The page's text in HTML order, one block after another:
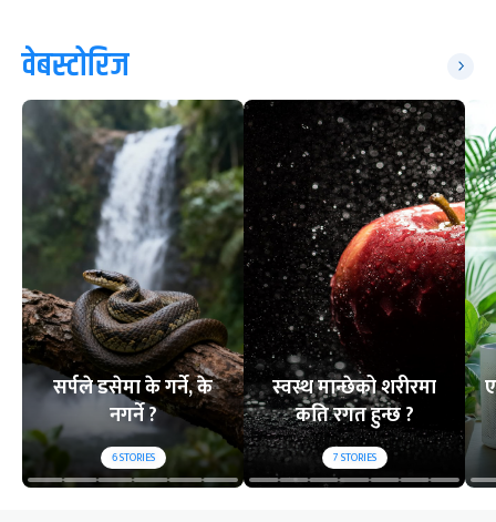
वेबस्टोरिज
सर्पले डसेमा के गर्ने, के
नगर्ने ?
6STORIES
स्वस्थ मान्छेको शरीरमा
कति रगत हुन्छ ?
7STORIES